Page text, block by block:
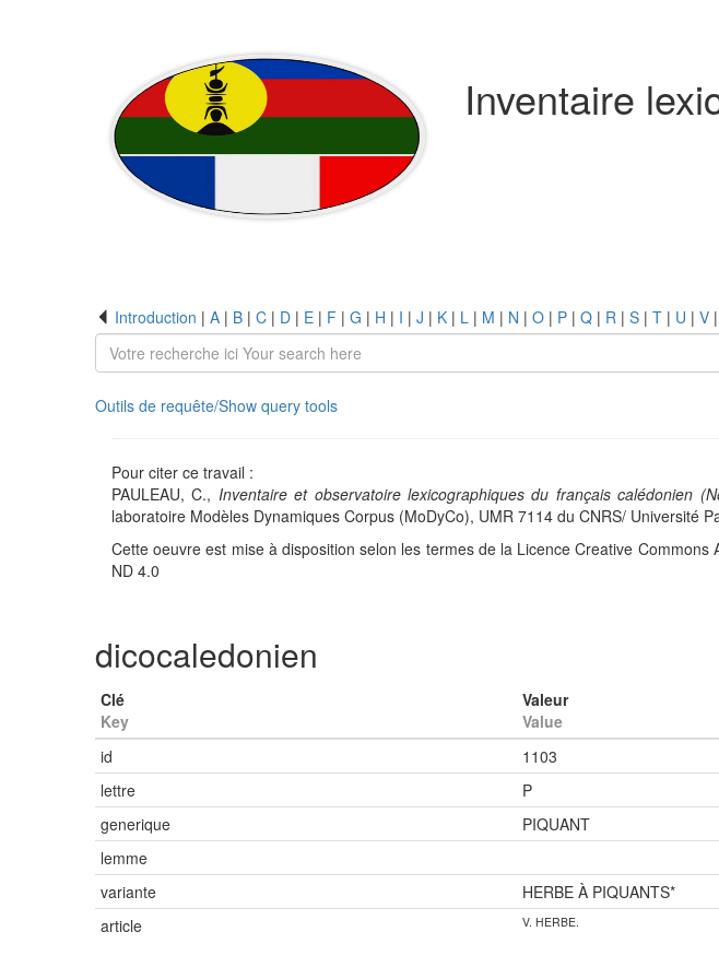
Inventaire
Introduction | A | B | C | D | E | F | G | H | I | J | K | L | M | N | O | P | Q | R | S | T | U | V |
Outils de requête/Show query tools
Pour citer ce travail :
PAULEAU, C., Inventaire et observatoire lexicographiques du français calédonien
laboratoire Modèles Dynamiques Corpus (MoDyCo), UMR 7114 du CNRS/ Université
Cette oeuvre est mise à disposition selon les termes de la Licence Creative
ND 4.0
dicocaledonien
Clé
Key
Valeur
Value
id
1103
lettre
P
generique
PIQUANT
lemme
variante
HERBE À PIQUANTS*
article
V. HERBE.